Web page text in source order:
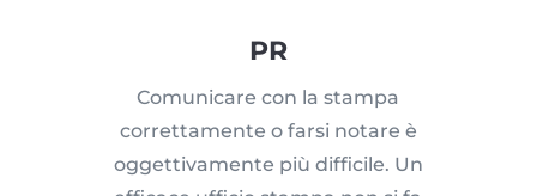
PR
Comunicare con la stampa
correttamente o farsi notare è
oggettivamente più difficile. Un